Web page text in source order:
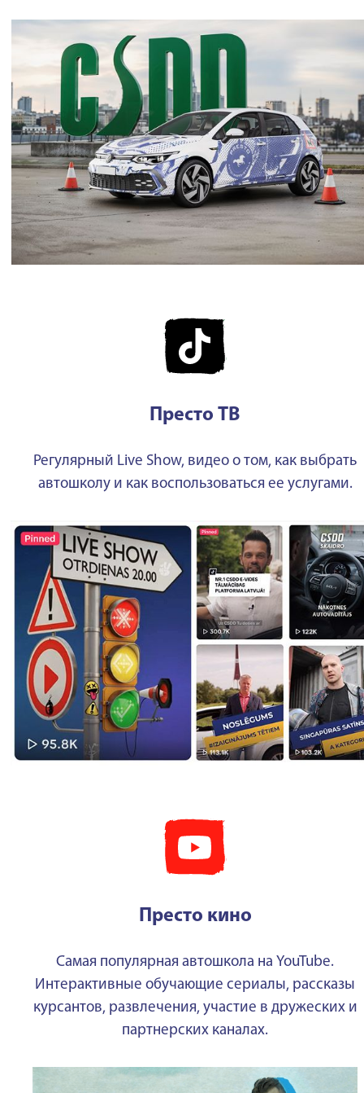
Престо ТВ
Регулярный Live Show, видео о том, как выбрать
автошколу и как воспользоваться ее услугами.
Престо кино
Самая популярная автошкола на YouTube.
Интерактивные обучающие сериалы, рассказы
курсантов, развлечения, участие в дружеских и
партнерских каналах.